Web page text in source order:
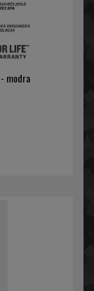
- modra